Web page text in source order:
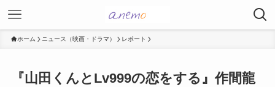
ホーム ニュース（映画・ドラマ） レポート
『山田くんとLv999の恋をする』作間龍